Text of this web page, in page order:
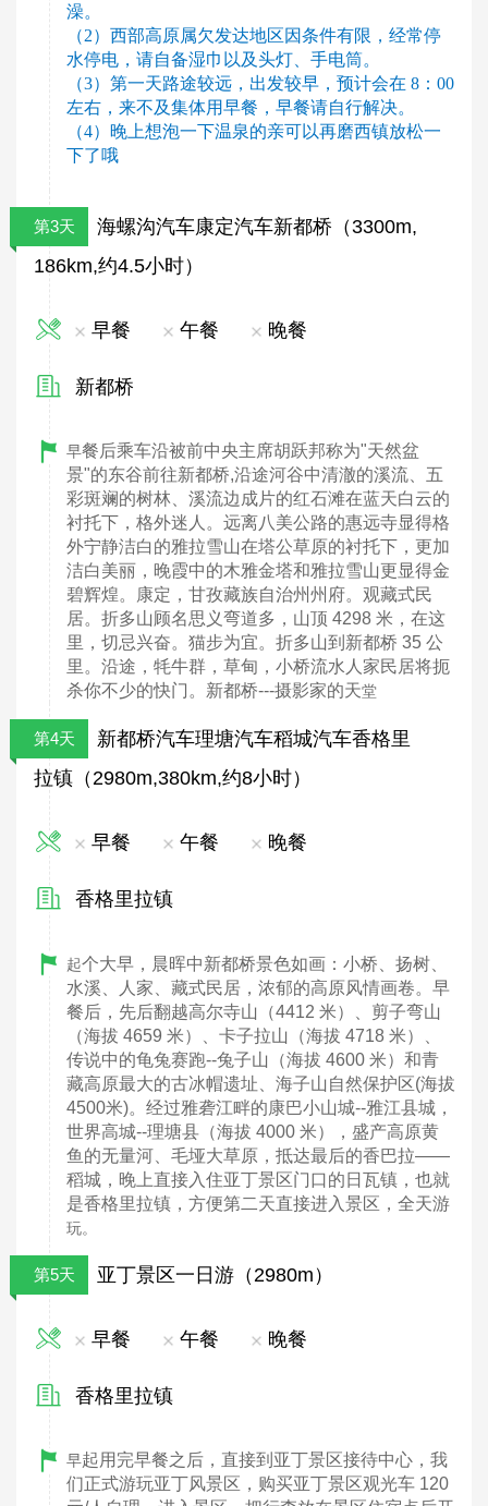
澡。
（2）西部高原属欠发达地区因条件有限，经常停
水停电，请自备湿巾以及头灯、手电筒。
（3）第一天路途较远，出发较早，预计会在 8：00
左右，来不及集体用早餐，早餐请自行解决。
（4）晚上想泡一下温泉的亲可以再磨西镇放松一
下了哦
第3天
海螺沟汽车康定汽车新都桥（3300m,
186km,约4.5小时）
早餐 午餐 晚餐
新都桥
早餐后乘车沿被前中央主席胡跃邦称为"天然盆
景"的东谷前往新都桥,沿途河谷中清澈的溪流、五
彩斑斓的树林、溪流边成片的红石滩在蓝天白云的
衬托下，格外迷人。远离八美公路的惠远寺显得格
外宁静洁白的雅拉雪山在塔公草原的衬托下，更加
洁白美丽，晚霞中的木雅金塔和雅拉雪山更显得金
碧辉煌。康定，甘孜藏族自治州州府。观藏式民
居。折多山顾名思义弯道多，山顶 4298 米，在这
里，切忌兴奋。猫步为宜。折多山到新都桥 35 公
里。沿途，牦牛群，草甸，小桥流水人家民居将扼
杀你不少的快门。新都桥---摄影家的天堂
第4天
新都桥汽车理塘汽车稻城汽车香格里
拉镇（2980m,380km,约8小时）
早餐 午餐 晚餐
香格里拉镇
起个大早，晨晖中新都桥景色如画：小桥、扬树、
水溪、人家、藏式民居，浓郁的高原风情画卷。早
餐后，先后翻越高尔寺山（4412 米）、剪子弯山
（海拔 4659 米）、卡子拉山（海拔 4718 米）、
传说中的龟兔赛跑--兔子山（海拔 4600 米）和青
藏高原最大的古冰帽遗址、海子山自然保护区(海拔
4500米)。经过雅砻江畔的康巴小山城--雅江县城，
世界高城--理塘县（海拔 4000 米），盛产高原黄
鱼的无量河、毛垭大草原，抵达最后的香巴拉——
稻城，晚上直接入住亚丁景区门口的日瓦镇，也就
是香格里拉镇，方便第二天直接进入景区，全天游
玩。
第5天 亚丁景区一日游（2980m）
早餐 午餐 晚餐
香格里拉镇
早起用完早餐之后，直接到亚丁景区接待中心，我
们正式游玩亚丁风景区，购买亚丁景区观光车 120